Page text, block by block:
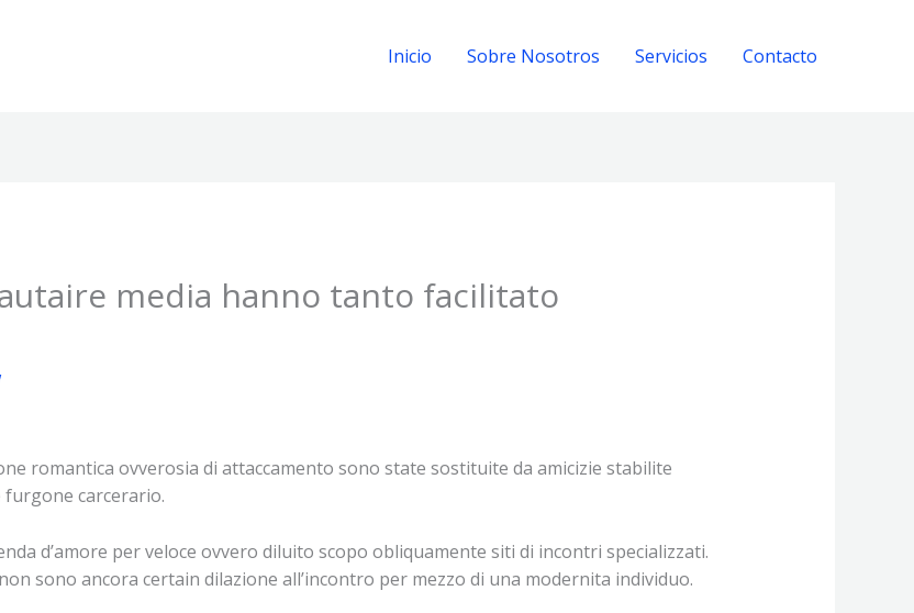
Inicio Sobre Nosotros Servicios Contacto
media hanno tanto facilitato
romantica ovverosia di attaccamento sono state sostituite da amicizie stabilite
carcerario.
d’amore per veloce ovvero diluito scopo obliquamente siti di incontri specializzati.
sono ancora certain dilazione all’incontro per mezzo di una modernita individuo.